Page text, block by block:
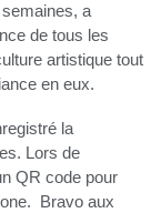
a
de tous les
artistique tout
en eux.
la
Lors de
QR code pour
Bravo aux